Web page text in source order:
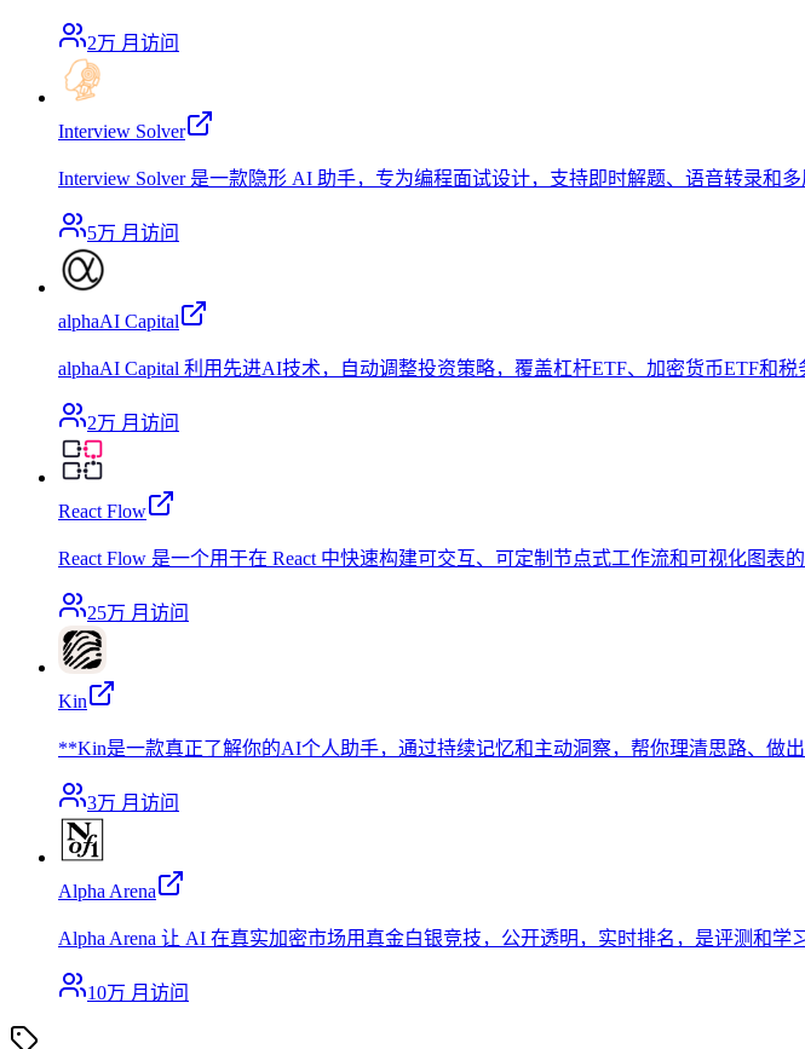
2万 月访问
Interview Solver
Interview Solver 是一款隐形 AI 助手，专为编程面试设计，支持即时解题、语音转录和
5万 月访问
alphaAI Capital
alphaAI Capital 利用先进AI技术，自动调整投资策略，覆盖杠杆ETF、加密货币ETF和
2万 月访问
React Flow
React Flow 是一个用于在 React 中快速构建可交互、可定制节点式工作流和可视化图表的
25万 月访问
Kin
**Kin是一款真正了解你的AI个人助手，通过持续记忆和主动洞察，帮你理清思路、做
3万 月访问
Alpha Arena
Alpha Arena 让 AI 在真实加密市场用真金白银竞技，公开透明，实时排名，是评测和学
10万 月访问